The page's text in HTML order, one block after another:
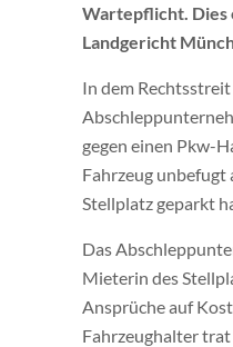
Wartepflicht. Dies
Landgericht
In dem
gegen einen Pkw-
Fahrzeug unbefugt
Stellplatz geparkt
Das
Mieterin des
Ansprüche auf
Fahrzeughalter